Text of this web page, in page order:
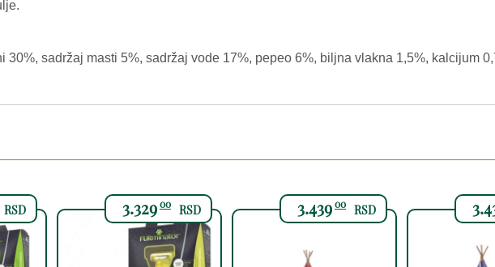
30%, sadržaj masti 5%, sadržaj vode 17%, pepeo 6%, biljna vlakna 1,5%, kalcijum
RSD 3.32900 RSD 3.43900 RSD